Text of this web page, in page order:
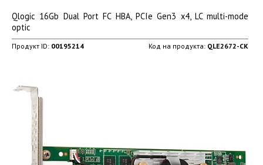
Qlogic 16Gb Dual Port FC HBA, PCIe Gen3 x4, LC multi-mode
optic
Продукт ID: 00195214 Код на продукта: QLE2672-CK